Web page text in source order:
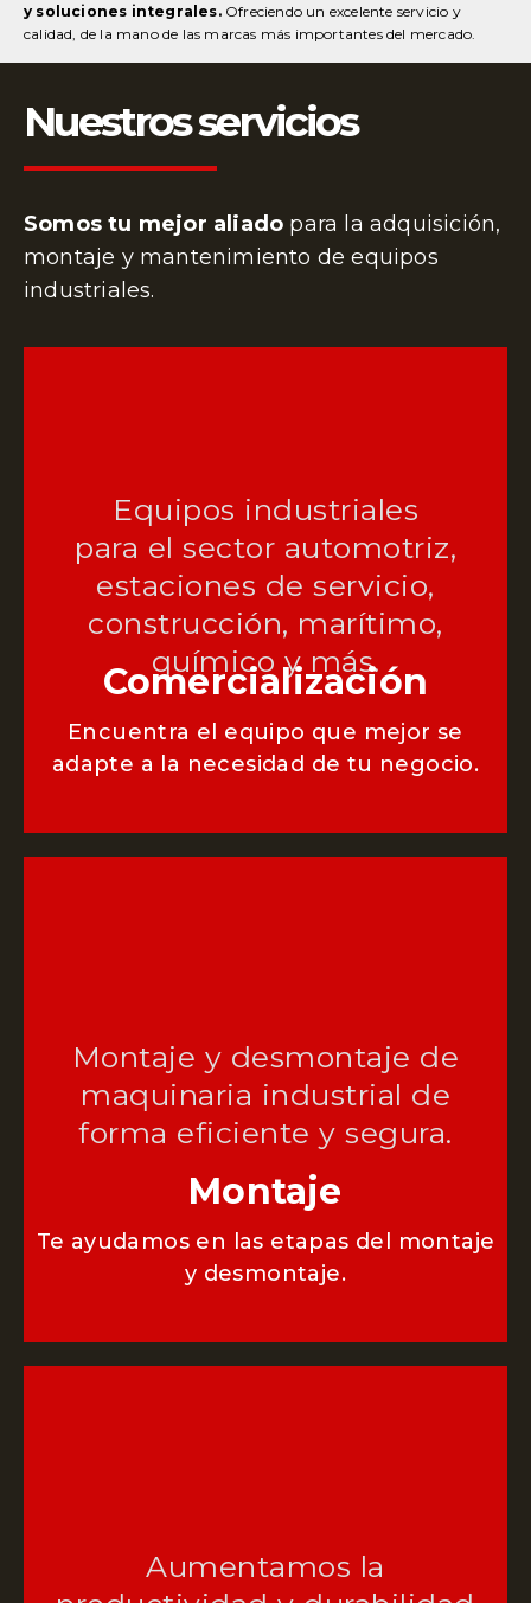
y soluciones integrales.Ofreciendo un excelente servicio y
calidad, de la mano de las marcas más importantes del mercado.
Nuestros servicios
Somos tu mejor aliado para la adquisición,
montaje y mantenimiento deequipos
industriales.
Comercialización
Encuentra el equipo que mejor se
adapte a la necesidad de tu negocio.
Equipos industriales
para el sector automotriz,
estaciones de servicio,
construcción, marítimo,
químico y más.
Montaje
Te ayudamos en las etapas del montaje
y desmontaje.
Montaje y desmontaje de
maquinaria industrial de
forma eficiente y segura.
Aumentamos la